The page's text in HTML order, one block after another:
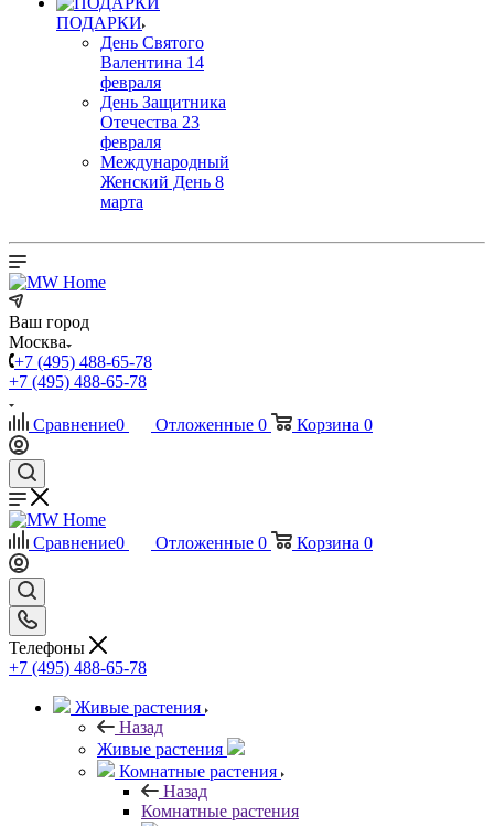
ПОДАРКИ
День Святого
Валентина 14
февраля
День Защитника
Отечества 23
февраля
Международный
Женский День 8
марта
Ваш город
Москва
+7 (495) 488-65-78
+7 (495) 488-65-78
Сравнение0 Отложенные 0 Корзина 0
Сравнение0 Отложенные 0 Корзина 0
Телефоны
+7 (495) 488-65-78
Живые растения
Назад
Живые растения
Комнатные растения
Назад
Комнатные растения